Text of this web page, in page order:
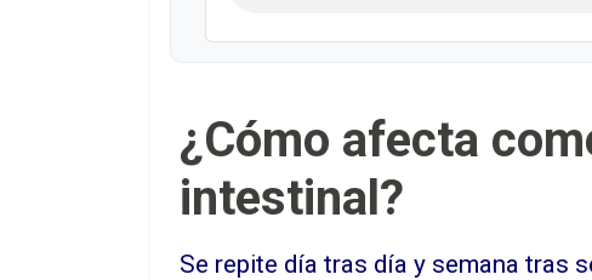
¿Cómo afecta
intestinal?
Se repite día tras día y semana tras